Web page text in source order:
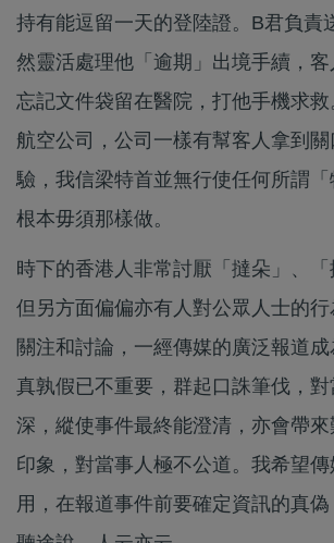
持有能逗留一天的登陸證。B君負責
然靈活處理他「逾期」出境手續，
忘記文件袋留在醫院，打他手機求
航空公司，公司一樣有幫客人拿到
驗，我信梁特首並無行使任何所謂
根本毋須那樣做。
時下的香港人非常討厭「撻朵」、「
但另方面偏偏亦有人對公眾人士的
關注和討論，一經傳媒的廣泛報道
真孰假已不重要，群起口誅筆伐，
深，縱使事件最終能澄清，亦會帶
印象，對當事人極不公道。我希望
用，在報道事件前要確定資訊的真